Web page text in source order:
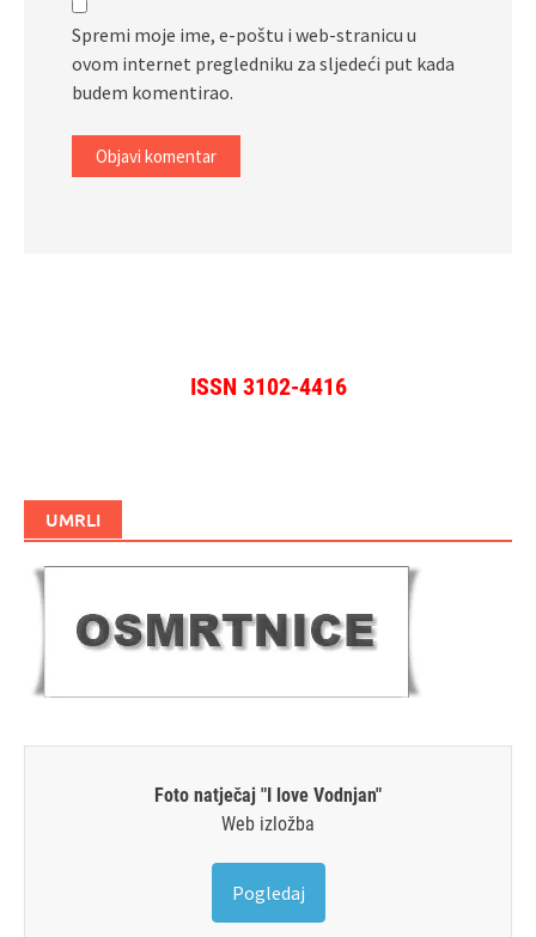
Spremi moje ime, e-poštu i web-stranicu u
ovom internet pregledniku za sljedeći put kada
budem komentirao.
ISSN 3102-4416
UMRLI
Foto natječaj "I love Vodnjan"
Web izložba
Pogledaj